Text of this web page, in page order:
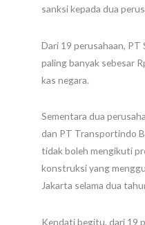
sanksi kepada dua
Dari 19 perusahaan, PT
paling banyak sebesar
kas negara.
Sementara dua
dan PT Transportindo
tidak boleh mengikuti
konstruksi yang
Jakarta selama dua
Kendati begitu, dari 19